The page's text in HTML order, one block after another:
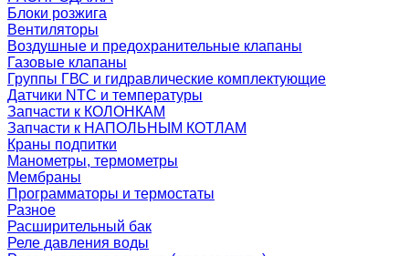
Блоки розжига
Вентиляторы
Воздушные и предохранительные клапаны
Газовые клапаны
Группы ГВС и гидравлические комплектующие
Датчики NTC и температуры
Запчасти к КОЛОНКАМ
Запчасти к НАПОЛЬНЫМ КОТЛАМ
Краны подпитки
Манометры, термометры
Мембраны
Программаторы и термостаты
Разное
Расширительный бак
Реле давления воды